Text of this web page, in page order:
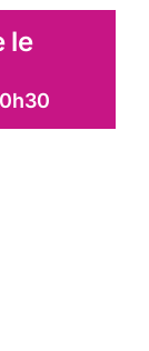
le